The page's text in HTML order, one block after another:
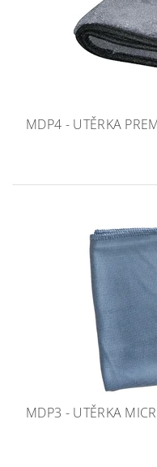
MDP4 - UTĚRKA
MDP3 - UTĚRKA